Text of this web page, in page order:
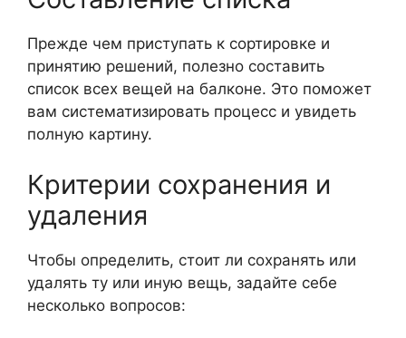
Прежде чем приступать к сортировке и
принятию решений, полезно составить
список всех вещей на балконе. Это поможет
вам систематизировать процесс и увидеть
полную картину.
Критерии сохранения и
удаления
Чтобы определить, стоит ли сохранять или
удалять ту или иную вещь, задайте себе
несколько вопросов: